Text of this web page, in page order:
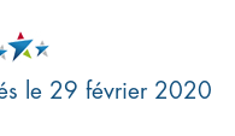
le 29 février 2020